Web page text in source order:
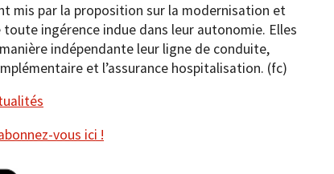
mis par la proposition sur la modernisation et
ingérence indue dans leur autonomie. Elles
indépendante leur ligne de conduite,
et l’assurance hospitalisation. (fc)
vous ici !